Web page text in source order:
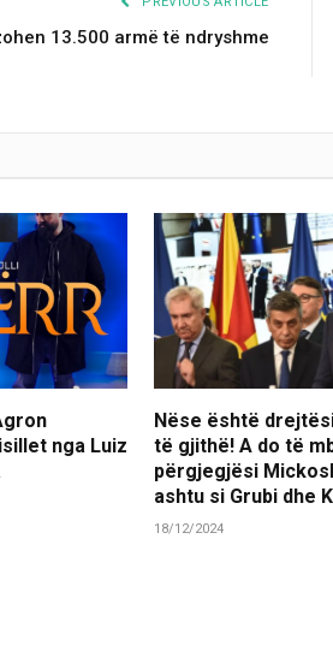
13.500 armë të ndryshme
nga Luiz
Nëse është
të gjithë! A do të
përgjegjësi
ashtu si Grubi dhe
18/12/2024